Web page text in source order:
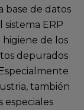
base de datos
ERP
higiene de los
depurados
también
especiales